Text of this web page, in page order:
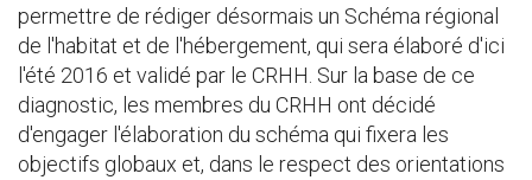
permettre de rédiger désormais un Schéma régional
de l'habitat et de l'hébergement, qui sera élaboré d'ici
l'été 2016 et validé par le CRHH. Sur la base de ce
diagnostic, les membres du CRHH ont décidé
d'engager l'élaboration du schéma qui fixera les
objectifs globaux et, dans le respect des orientations